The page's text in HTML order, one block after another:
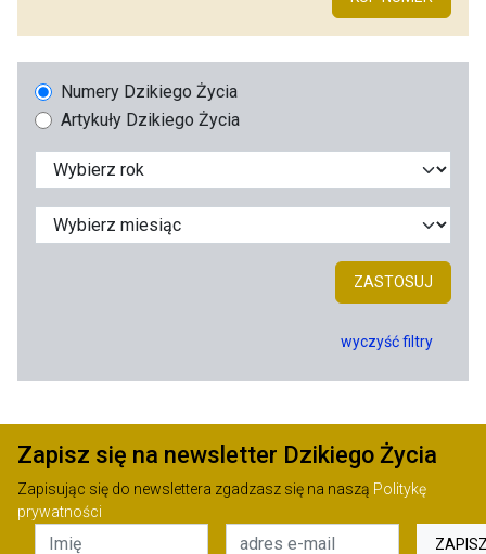
Numery Dzikiego Życia
Artykuły Dzikiego Życia
ZASTOSUJ
wyczyść filtry
Zapisz się na newsletter Dzikiego Życia
Zapisując się do newslettera zgadzasz się na naszą Politykę
prywatności